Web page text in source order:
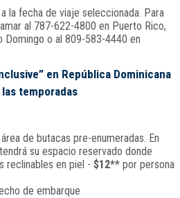
la fecha de viaje seleccionada. Para
al 787-622-4800 en Puerto Rico,
Domingo o al 809-583-4440 en
en República Dominicana
temporadas
de butacas pre-enumeradas. En
su espacio reservado donde
reclinables en piel - $12**por persona
de embarque